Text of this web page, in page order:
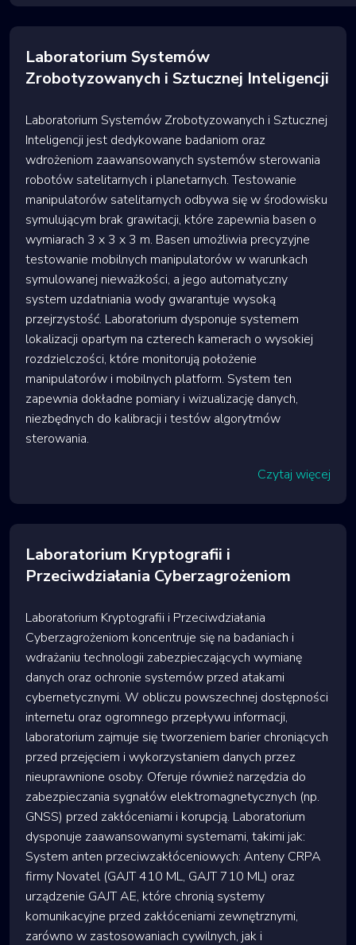
Laboratorium Systemów
Zrobotyzowanych i Sztucznej Inteligencji
Laboratorium Systemów Zrobotyzowanych i Sztucznej
Inteligencji jest dedykowane badaniom oraz
wdrożeniom zaawansowanych systemów sterowania
robotów satelitarnych i planetarnych. Testowanie
manipulatorów satelitarnych odbywa się w środowisku
symulującym brak grawitacji, które zapewnia basen o
wymiarach 3 x 3 x 3 m. Basen umożliwia precyzyjne
testowanie mobilnych manipulatorów w warunkach
symulowanej nieważkości, a jego automatyczny
system uzdatniania wody gwarantuje wysoką
przejrzystość. Laboratorium dysponuje systemem
lokalizacji opartym na czterech kamerach o wysokiej
rozdzielczości, które monitorują położenie
manipulatorów i mobilnych platform. System ten
zapewnia dokładne pomiary i wizualizację danych,
niezbędnych do kalibracji i testów algorytmów
sterowania.
Czytaj więcej
Laboratorium Kryptografii i
Przeciwdziałania Cyberzagrożeniom
Laboratorium Kryptografii i Przeciwdziałania
Cyberzagrożeniom koncentruje się na badaniach i
wdrażaniu technologii zabezpieczających wymianę
danych oraz ochronie systemów przed atakami
cybernetycznymi. W obliczu powszechnej dostępności
internetu oraz ogromnego przepływu informacji,
laboratorium zajmuje się tworzeniem barier chroniących
przed przejęciem i wykorzystaniem danych przez
nieuprawnione osoby. Oferuje również narzędzia do
zabezpieczania sygnałów elektromagnetycznych (np.
GNSS) przed zakłóceniami i korupcją. Laboratorium
dysponuje zaawansowanymi systemami, takimi jak:
System anten przeciwzakłóceniowych: Anteny CRPA
firmy Novatel (GAJT 410 ML, GAJT 710 ML) oraz
urządzenie GAJT AE, które chronią systemy
komunikacyjne przed zakłóceniami zewnętrznymi,
zarówno w zastosowaniach cywilnych, jak i